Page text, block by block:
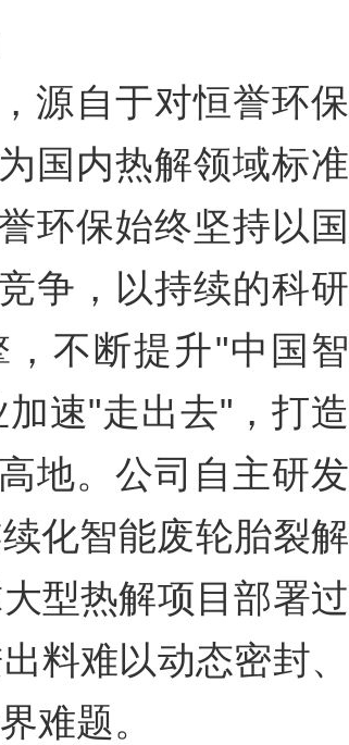
自于对恒誉环保
国内热解领域标准
环保始终坚持以国
争，以持续的科研
不断提升"中国智
速"走出去"，打造
地。公司自主研发
化智能废轮胎裂解
型热解项目部署过
料难以动态密封、
难题。